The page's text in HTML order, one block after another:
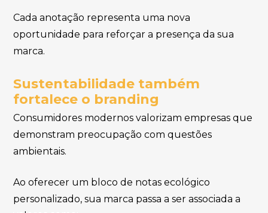
Cada anotação representa uma nova
oportunidade para reforçar a presença da sua
marca.
Sustentabilidade também
fortalece o branding
Consumidores modernos valorizam empresas que
demonstram preocupação com questões
ambientais.
Ao oferecer um bloco de notas ecológico
personalizado, sua marca passa a ser associada a